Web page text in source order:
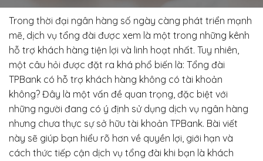
Trong thời đại ngân hàng số ngày càng phát triển mạnh
mẽ, dịch vụ tổng đài được xem là một trong những kênh
hỗ trợ khách hàng tiện lợi và linh hoạt nhất. Tuy nhiên,
một câu hỏi được đặt ra khá phổ biến là: Tổng đài
TPBank có hỗ trợ khách hàng không có tài khoản
không? Đây là một vấn đề quan trọng, đặc biệt với
những người đang có ý định sử dụng dịch vụ ngân hàng
nhưng chưa thực sự sở hữu tài khoản TPBank. Bài viết
này sẽ giúp bạn hiểu rõ hơn về quyền lợi, giới hạn và
cách thức tiếp cận dịch vụ tổng đài khi bạn là khách